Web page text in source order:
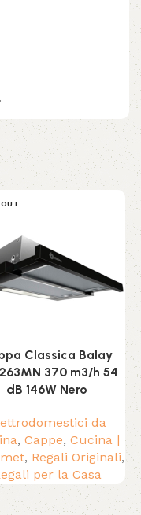
Classica Balay
370 m3/h 54
dB 146W Nero
da
, Cappe, Cucina |
, Regali Originali,
per la Casa